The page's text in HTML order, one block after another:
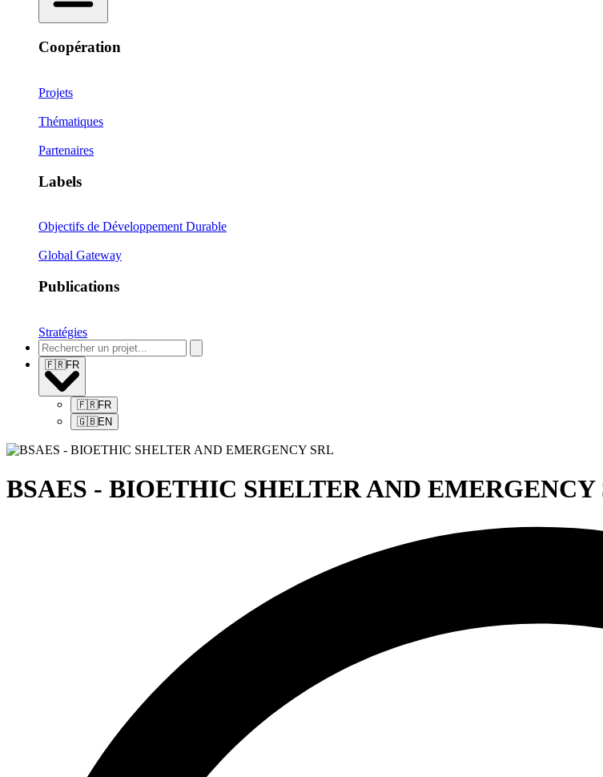
Coopération
Projets
Thématiques
Partenaires
Labels
Objectifs de Développement Durable
Global Gateway
Publications
Stratégies
🇫🇷FR
🇫🇷FR
🇬🇧EN
BSAES - BIOETHIC SHELTER AND EMERGENCY